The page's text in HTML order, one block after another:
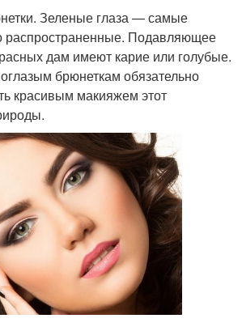
Зеленые глаза — самые
распространенные. Подавляющее
дам имеют карие или голубые.
брюнеткам обязательно
красивым макияжем этот